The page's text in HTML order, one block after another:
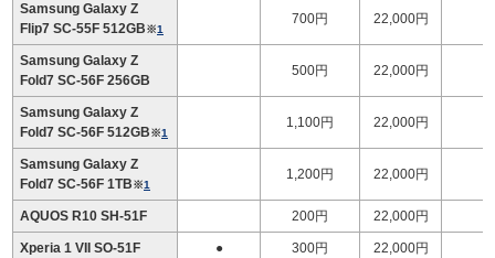
Samsung Galaxy Z
Flip7 SC-55F 512GB※1
700円 22,000円
Samsung Galaxy Z
Fold7 SC-56F 256GB
500円 22,000円
Samsung Galaxy Z
Fold7 SC-56F 512GB※1
1,100円 22,000円
Samsung Galaxy Z
Fold7 SC-56F 1TB※1
1,200円 22,000円
AQUOS R10 SH-51F 200円 22,000円
Xperia 1 VII SO-51F ● 300円 22,000円